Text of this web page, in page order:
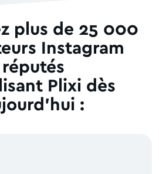
plus de 25 000
Instagram
réputés
Plixi dès
: